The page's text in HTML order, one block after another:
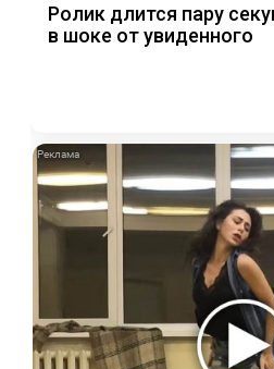
Ролик длится пару
в шоке от увиденного